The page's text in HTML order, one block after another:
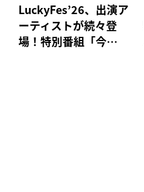
LuckyFes’26、出演ア
ーティストが続々登
場！特別番組「今…